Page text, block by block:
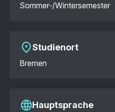
Sommer-/Wintersemester
Studienort
Bremen
Hauptsprache